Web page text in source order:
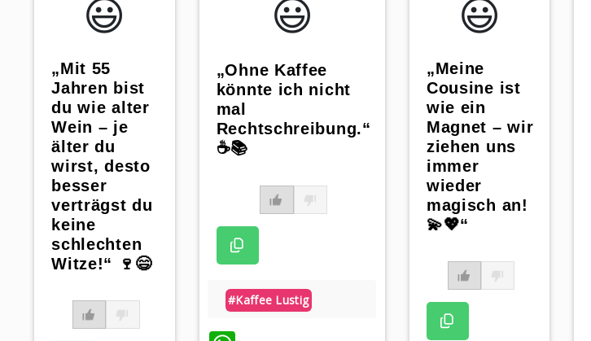
😃️
„Mit 55
Jahren bist
du wie alter
Wein – je
älter du
wirst, desto
besser
verträgst du
keine
schlechten
Witze!“ 🍷😄
😃️
„Ohne Kaffee
könnte ich nicht
mal
Rechtschreibung.“
☕️📚
#kaffee Lustig
😃️
„Meine
Cousine ist
wie ein
Magnet – wir
ziehen uns
immer
wieder
magisch an!
💫💖“